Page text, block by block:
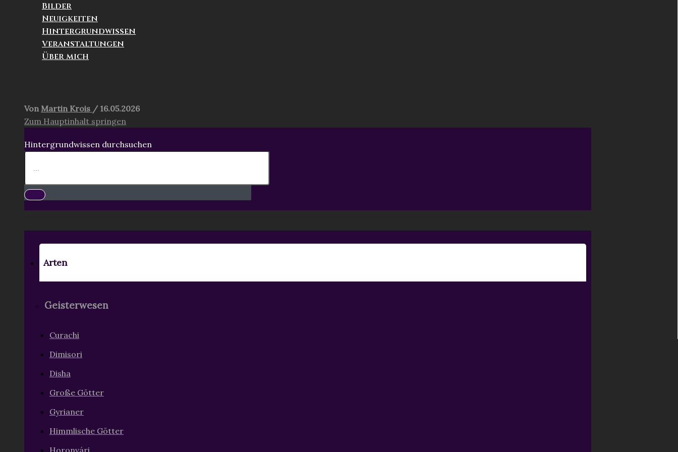
Bilder
Neuigkeiten
Hintergrundwissen
Veranstaltungen
Über mich
Von Martin Krois / 16.05.2026
Zum Hauptinhalt springen
Hintergrundwissen durchsuchen
Arten
Geisterwesen
Curachi
Dimisori
Disha
Große Götter
Gyrianer
Himmlische Götter
Horonvári